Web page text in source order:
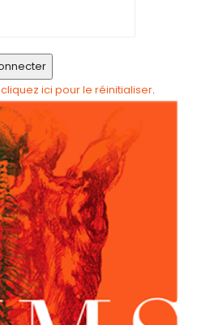
cliquez ici pour le réinitialiser.